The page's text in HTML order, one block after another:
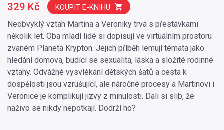
Neobvyklý vztah Martina a Veroniky trvá s přestávkami
několik let. Oba mladí lidé si dopisují ve virtuálním prostoru
zvaném Planeta Krypton. Jejich příběh lemují témata jako
hledání domova, budící se sexualita, láska a složité rodinné
vztahy. Odvážné vysvlékání dětských šatů a cesta k
dospělosti jsou vzrušující, ale náročné procesy a Martinovi i
Veronice je komplikují jizvy z minulosti. Dali si slib, že
naživo se nikdy nepotkají. Dodrží ho?
329 Kč KOUPIT E-KNIHU